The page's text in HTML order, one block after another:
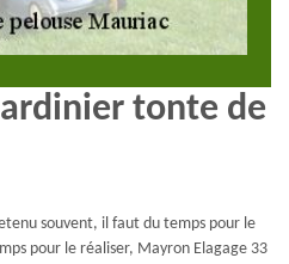
tonte de
souvent, il faut du temps pour le
pour le réaliser, Mayron Elagage 33